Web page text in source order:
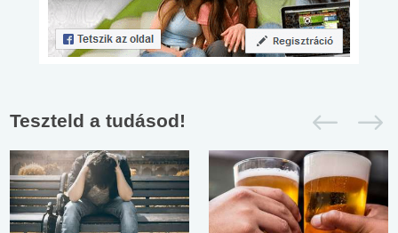
Teszteld a tudásod!